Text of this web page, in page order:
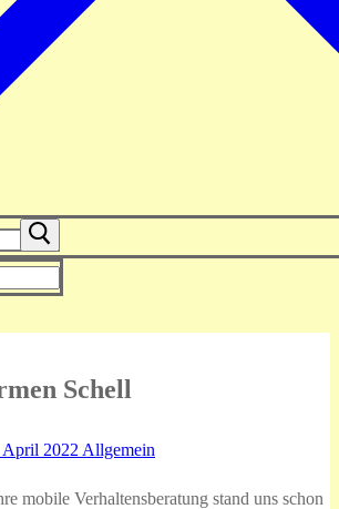
Schell
April 2022 Allgemein
mobile Verhaltensberatung stand uns schon